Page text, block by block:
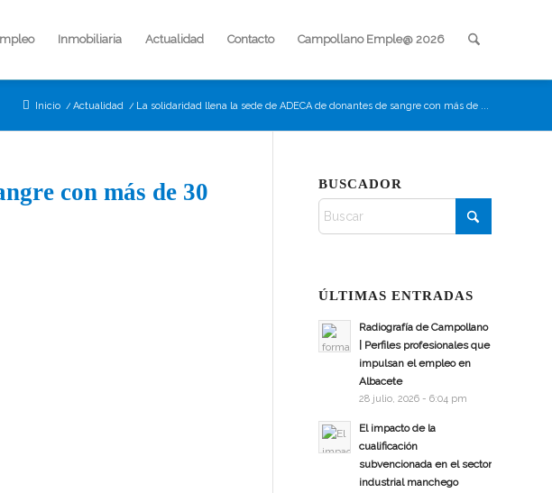
Inmobiliaria Actualidad Contacto Campollano Emple@ 2026
Inicio / Actualidad / La solidaridad llena la sede de ADECA de donantes de sangre con más de ...
con más de 30
BUSCADOR
ÚLTIMAS ENTRADAS
Radiografía de Campollano
| Perfiles profesionales que
impulsan el empleo en
Albacete
28 julio, 2026 - 6:04 pm
El impacto de la
cualificación
subvencionada en el sector
industrial manchego